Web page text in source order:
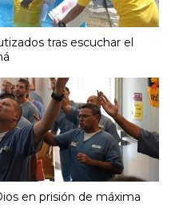
tras escuchar el
en prisión de máxima